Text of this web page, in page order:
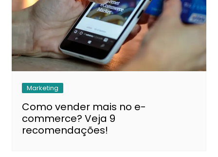
Marketing
Como vender mais no e-
commerce? Veja 9
recomendações!